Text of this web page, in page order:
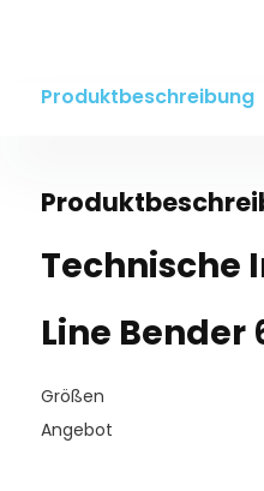
Produktbeschreibung
Technische
Line Bender
Größen
Angebot